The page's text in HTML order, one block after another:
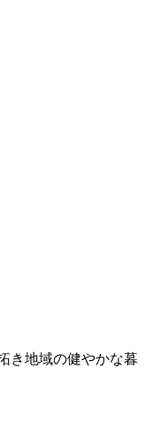
き地域の健やかな暮